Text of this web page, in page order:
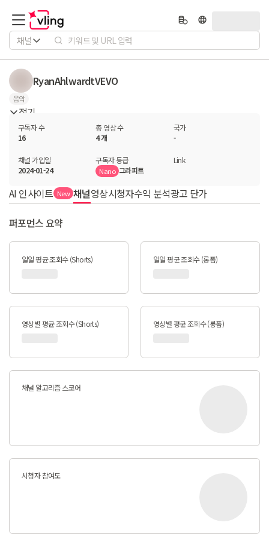
채널
RyanAhlwardtVEVO
음악
접기
구독자 수
16
총 영상 수
4 개
국가
-
채널 가입일
2024-01-24
구독자 등급
Nano 그라피트
Link
AI 인사이트 New 채널영상시청자수익 분석광고 단가
퍼포먼스 요약
일일 평균 조회수 (Shorts) 일일 평균 조회수 (롱폼)
영상별 평균 조회수 (Shorts) 영상별 평균 조회수 (롱폼)
채널 알고리즘 스코어
시청자 참여도